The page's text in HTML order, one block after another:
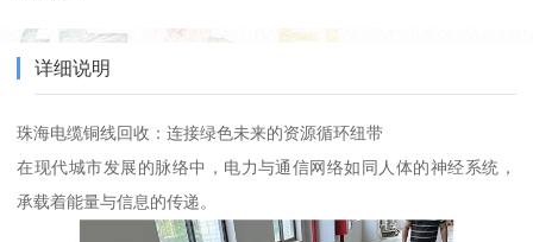
详细说明
珠海电缆铜线回收：连接绿色未来的资源循环纽带
在现代城市发展的脉络中，电力与通信网络如同人体的神经系统，
承载着能量与信息的传递。